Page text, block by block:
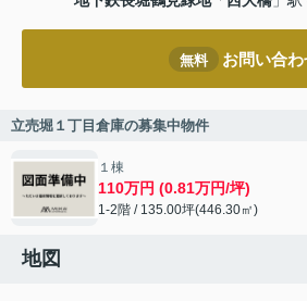
無料 お問い合わ
立売堀１丁目倉庫の募集中物件
１棟
110万円 (0.81万円/坪)
1-2階 / 135.00坪(446.30㎡)
地図